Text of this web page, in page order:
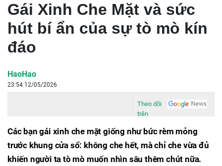
Gái Xinh Che Mặt và sức
hút bí ẩn của sự tò mò kín
đáo
HaoHao
23:54 12/05/2026
Theo dõi
trên
Các bạn gái xinh che mặt giống như bức rèm mỏng
trước khung cửa sổ: không che hết, mà chỉ che vừa đủ
khiến người ta tò mò muốn nhìn sâu thêm chút nữa.